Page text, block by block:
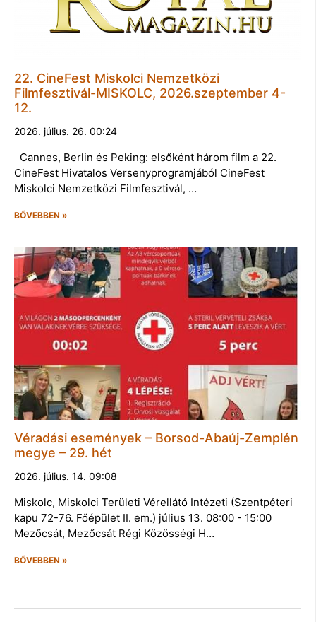
22. CineFest Miskolci Nemzetközi
Filmfesztivál-MISKOLC, 2026.szeptember 4-
12.
2026. július. 26. 00:24
Cannes, Berlin és Peking: elsőként három film a 22.
CineFest Hivatalos Versenyprogramjából CineFest
Miskolci Nemzetközi Filmfesztivál, …
BŐVEBBEN »
Véradási események – Borsod-Abaúj-Zemplén
megye – 29. hét
2026. július. 14. 09:08
Miskolc, Miskolci Területi Vérellátó Intézeti (Szentpéteri
kapu 72-76. Főépület II. em.) július 13. 08:00 - 15:00
Mezőcsát, Mezőcsát Régi Közösségi H…
BŐVEBBEN »